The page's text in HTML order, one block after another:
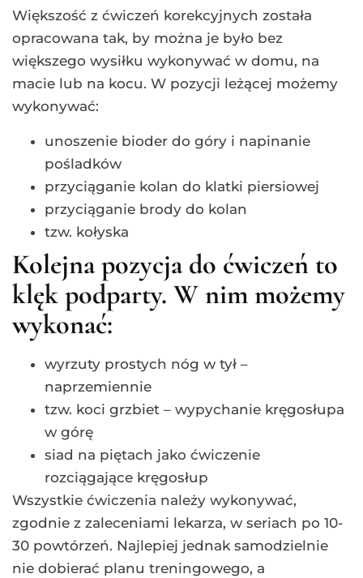
Większość z ćwiczeń korekcyjnych została
opracowana tak, by można je było bez
większego wysiłku wykonywać w domu, na
macie lub na kocu. W pozycji leżącej możemy
wykonywać:
unoszenie bioder do góry i napinanie
pośladków
przyciąganie kolan do klatki piersiowej
przyciąganie brody do kolan
tzw. kołyska
Kolejna pozycja do ćwiczeń to
klęk podparty. W nim możemy
wykonać:
wyrzuty prostych nóg w tył –
naprzemiennie
tzw. koci grzbiet – wypychanie kręgosłupa
w górę
siad na piętach jako ćwiczenie
rozciągające kręgosłup
Wszystkie ćwiczenia należy wykonywać,
zgodnie z zaleceniami lekarza, w seriach po 10-
30 powtórzeń. Najlepiej jednak samodzielnie
nie dobierać planu treningowego, a